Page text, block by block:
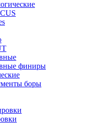
финиры
боры